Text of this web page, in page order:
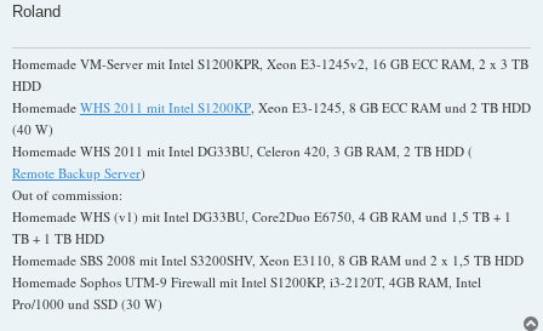
Roland
Homemade VM-Server mit Intel S1200KPR, Xeon E3-1245v2, 16 GB ECC RAM, 2 x 3 TB
HDD
Homemade WHS 2011 mit Intel S1200KP, Xeon E3-1245, 8 GB ECC RAM und 2 TB HDD
(40 W)
Homemade WHS 2011 mit Intel DG33BU, Celeron 420, 3 GB RAM, 2 TB HDD (
Remote Backup Server)
Out of commission:
Homemade WHS (v1) mit Intel DG33BU, Core2Duo E6750, 4 GB RAM und 1,5 TB + 1
TB + 1 TB HDD
Homemade SBS 2008 mit Intel S3200SHV, Xeon E3110, 8 GB RAM und 2 x 1,5 TB HDD
Homemade Sophos UTM-9 Firewall mit Intel S1200KP, i3-2120T, 4GB RAM, Intel
Pro/1000 und SSD (30 W)